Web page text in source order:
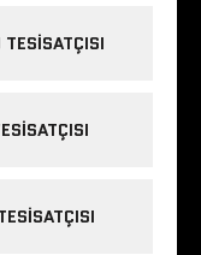
TESISATÇISI